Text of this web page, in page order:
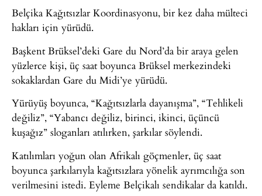
Belçika Kağıtsızlar Koordinasyonu, bir kez daha mülteci
hakları için yürüdü.
Başkent Brüksel’deki Gare du Nord’da bir araya gelen
yüzlerce kişi, üç saat boyunca Brüksel merkezindeki
sokaklardan Gare du Midi’ye yürüdü.
Yürüyüş boyunca, “Kağıtsızlarla dayanışma”, “Tehlikeli
değiliz”, “Yabancı değiliz, birinci, ikinci, üçüncü
kuşağız” sloganları atılırken, şarkılar söylendi.
Katılımları yoğun olan Afrikalı göçmenler, üç saat
boyunca şarkılarıyla kağıtsızlara yönelik ayrımcılığa son
verilmesini istedi. Eyleme Belçikalı sendikalar da katıldı.